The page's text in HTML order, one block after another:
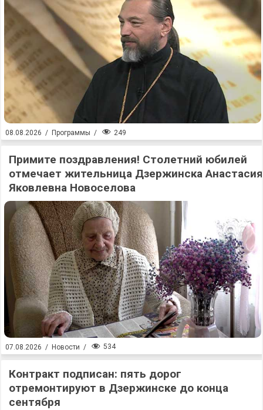
08.08.2026 / Программы / 249
Примите поздравления! Столетний юбилей
отмечает жительница Дзержинска Анастасия
Яковлевна Новоселова
07.08.2026 / Новости / 534
Контракт подписан: пять дорог
отремонтируют в Дзержинске до конца
сентября